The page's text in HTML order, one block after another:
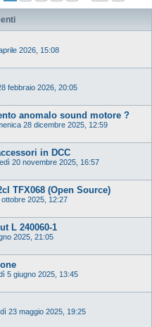
2026, 15:08
febbraio 2026, 20:05
anomalo sound motore ?
28 dicembre 2025, 12:59
in DCC
20 novembre 2025, 16:57
TFX068 (Open Source)
2025, 12:27
L 240060-1
2025, 21:05
5 giugno 2025, 13:45
23 maggio 2025, 19:25